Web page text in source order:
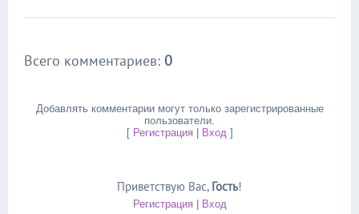
Всего комментариев: 0
Добавлять комментарии могут только зарегистрированные
пользователи.
[ Регистрация| Вход]
Приветствую Вас, Гость!
Регистрация| Вход